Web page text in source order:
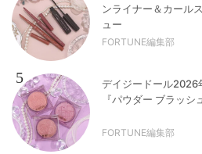
ンライナー＆カール
ュー
FORTUNE編集部
5
デイジードール
『パウダー ブラッ
FORTUNE編集部